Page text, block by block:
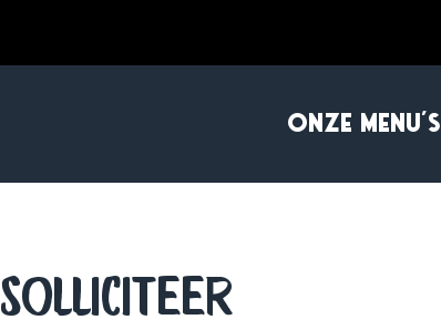
ONZE MENU'S
Solliciteer